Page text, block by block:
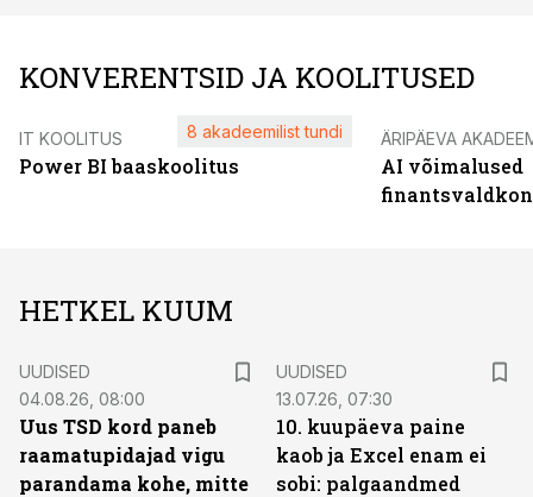
KONVERENTSID JA KOOLITUSED
IT KOOLITUS
Power BI baaskoolitus
8 akadeemilist tundi ÄRIPÄEVA
AI võimalused
HETKEL KUUM
UUDISED
04.08.26, 08:00
Uus TSD kord paneb
raamatupidajad vigu
parandama kohe, mitte
UUDISED
13.07.26, 07:30
10. kuupäeva paine
kaob ja Excel enam ei
sobi: palgaandmed